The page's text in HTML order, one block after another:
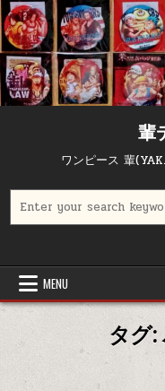
Skip to content
輩
ワンピース 輩
MENU
タグ: